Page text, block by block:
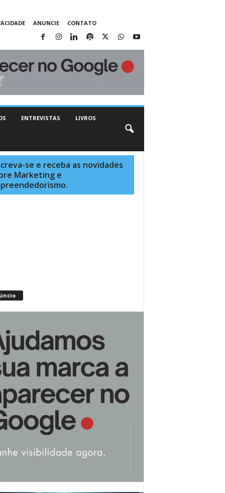
ANUNCIE CONTATO
ENTREVISTAS LIVROS
se e receba as novidades
Marketing e